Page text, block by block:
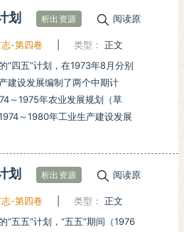
划 析出资源 阅读原文
-第四卷 类型： 正文
“四五”计划，在1973年8月分别
建设发展编制了两个中期计
～1975年农业发展规划（草
～1980年工业生产建设发展
划 析出资源 阅读原文
-第四卷 类型： 正文
“五五”计划，“五五”期间（1976